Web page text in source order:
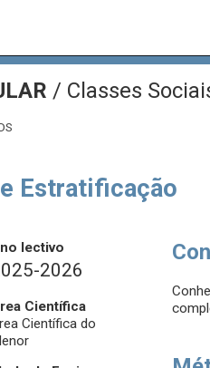
/ Classes
Estratificação
lectivo
2026
Científica
Científica do